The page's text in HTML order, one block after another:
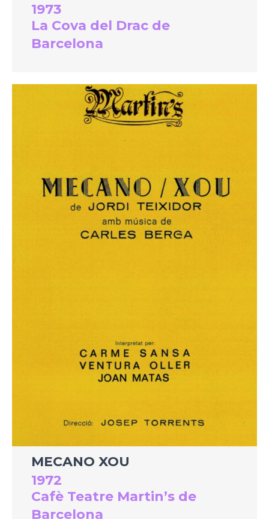
1973
La Cova del Drac de
Barcelona
MECANO XOU
1972
Cafè Teatre Martin’s de
Barcelona